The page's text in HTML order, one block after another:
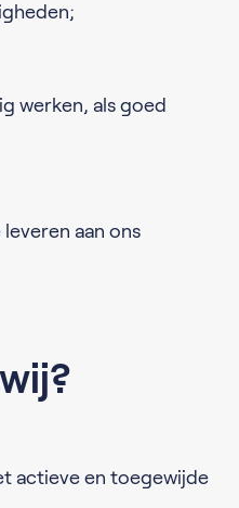
werken, als goed
aan ons
actieve en toegewijde